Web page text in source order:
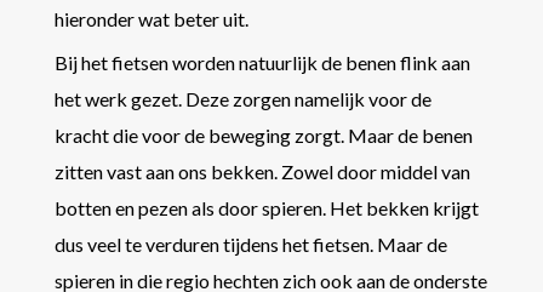
hieronder wat beter uit.
Bij het fietsen worden natuurlijk de benen flink aan
het werk gezet. Deze zorgen namelijk voor de
kracht die voor de beweging zorgt. Maar de benen
zitten vast aan ons bekken. Zowel door middel van
botten en pezen als door spieren. Het bekken krijgt
dus veel te verduren tijdens het fietsen. Maar de
spieren in die regio hechten zich ook aan de onderste